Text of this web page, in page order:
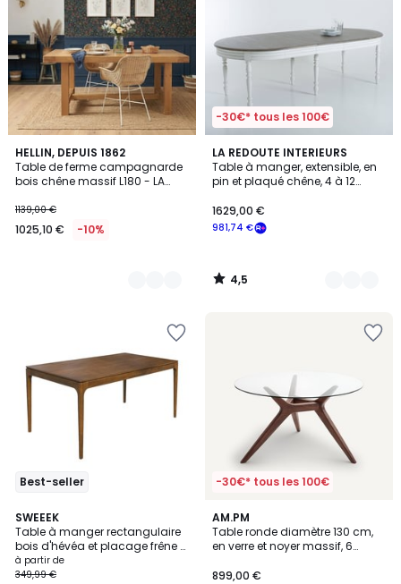
HELLIN, DEPUIS 1862
Table de ferme campagnarde
bois chêne massif L180 - LA
1139,00 €
1025,10 € -10%
2
Couleurs
-30€* tous les 100€
LA REDOUTE INTERIEURS
Table à manger, extensible, en
pin et plaqué chêne, 4 à 12
981,74 €
1629,00 €
4,5
/ 5
2
Couleurs
4,5
/
Best-seller
SWEEEK
Table à manger rectangulaire
bois d'hévéa et placage frêne 8
places ELENA
à partir de
349,99 €
4,8
/ 5
-30€* tous les 100€
AM.PM
Table ronde diamètre 130 cm,
en verre et noyer massif, 6
899,00 €
4,7
/ 5